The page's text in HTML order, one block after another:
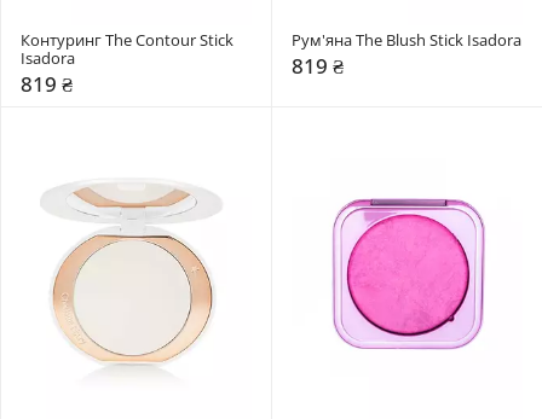
Контуринг The Contour Stick
Isadora
819 ₴
Рум'яна The Blush Stick Isadora
819 ₴